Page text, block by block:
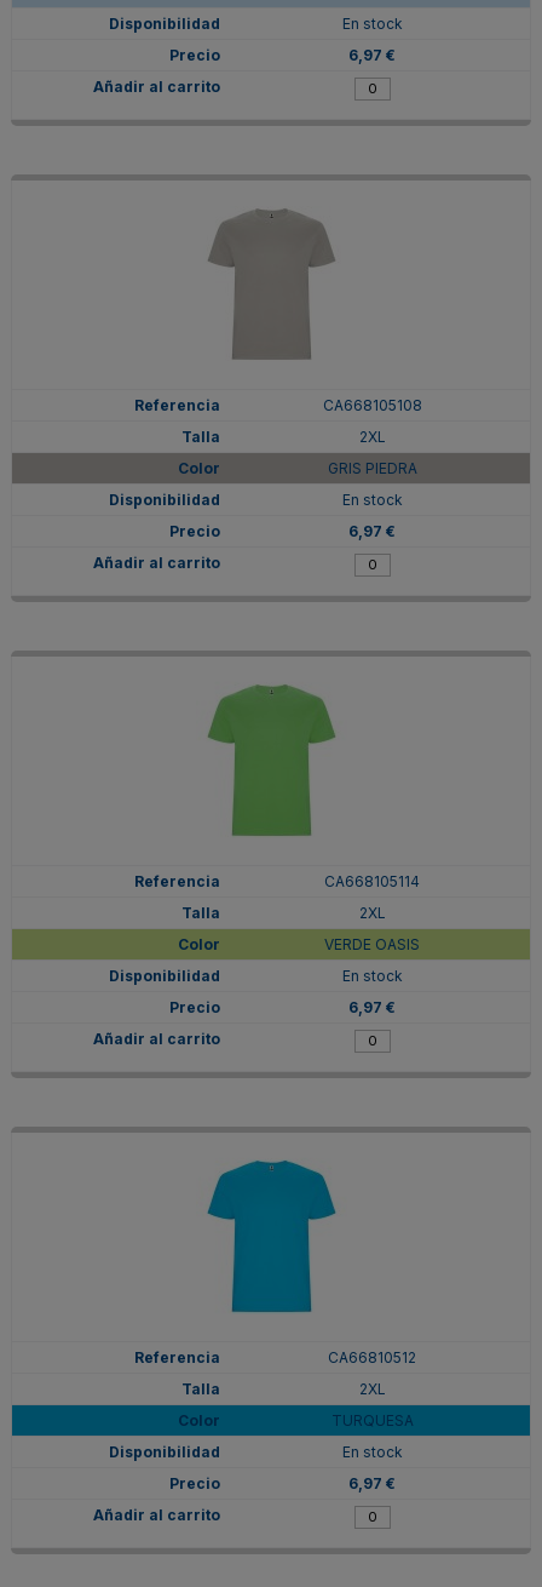
En stock
6,97 €
CA668105108
2XL
GRIS PIEDRA
En stock
6,97 €
CA668105114
2XL
VERDE OASIS
En stock
6,97 €
CA66810512
2XL
TURQUESA
En stock
6,97 €